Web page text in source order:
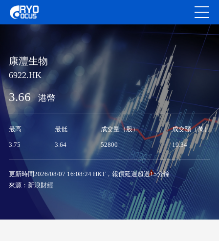
康灃生物
6922.HK
3.66 港幣
最高
3.75
最低
3.64
成交量（股）
52800
成交額（萬）
19.34
更新時間2026/08/07 16:08:24 HKT，報價延遲超過15分鐘
來源：新浪財經